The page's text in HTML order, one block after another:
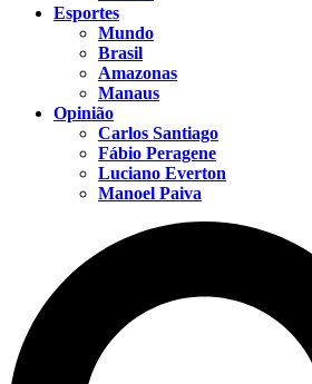
Esportes
Mundo
Brasil
Amazonas
Manaus
Opinião
Carlos Santiago
Fábio Peragene
Luciano Everton
Manoel Paiva